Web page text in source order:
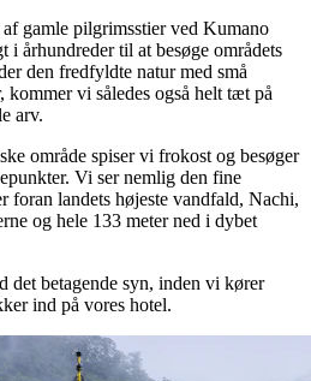
gamle pilgrimsstier ved Kumano
århundreder til at besøge områdets
den fredfyldte natur med små
kommer vi således også helt tæt på
arv.
område spiser vi frokost og besøger
Vi ser nemlig den fine
foran landets højeste vandfald, Nachi,
og hele 133 meter ned i dybet
betagende syn, inden vi kører
ind på vores hotel.